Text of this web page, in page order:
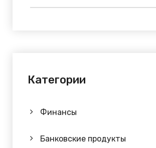
Категории
Финансы
Банковские продукты